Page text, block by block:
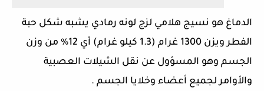
الدماغ هو نسيج هلامي لزج لونه رمادي يشبه شكل حبة
الفطر ويزن 1300 غرام (1.3 كيلو غرام) أي 12%
من وزن
الجسم وهو المسؤول عن نقل الشيلات العصبية
والأوامر لجميع أعضاء وخلايا الجسم .